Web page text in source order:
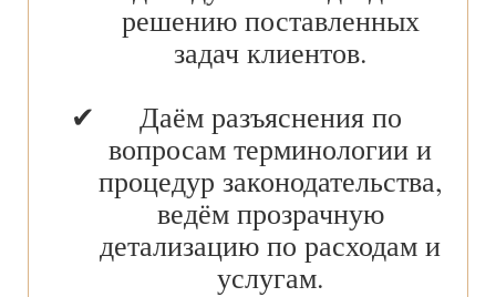
решению поставленных
задач клиентов.
Даём разъяснения по
вопросам терминологии и
процедур законодательства,
ведём прозрачную
детализацию по расходам и
услугам.